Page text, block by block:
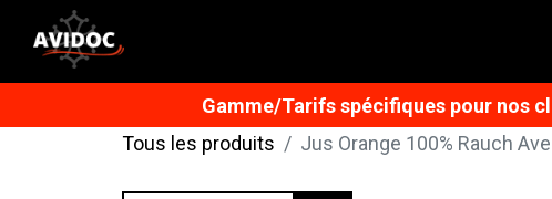
Gamme/Tarifs spécifiques pour nos
Tous les produits
Jus Orange 100% Rauch